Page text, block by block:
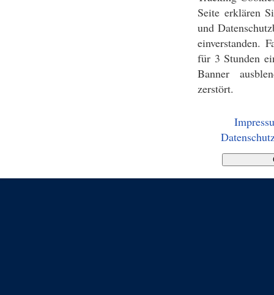
Seite erklären
und
einverstanden.
für 3 Stunden
Banner
zerstört.